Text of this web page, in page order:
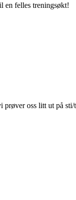
en felles treningsøkt!
prøver oss litt ut på